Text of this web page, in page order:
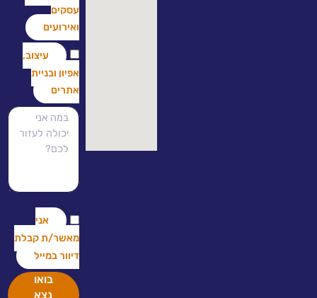
עסקים
ואירועים
עיצוב,
אפיון ובניית
אתרים
אני
מאשר/ת קבלת
דיוור במייל
בואו
נצא